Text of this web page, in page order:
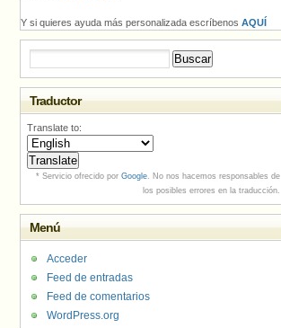
Y si quieres ayuda más personalizada escríbenos AQUÍ
Traductor
Translate to:
* Servicio ofrecido por Google. No nos hacemos responsables de
los posibles errores en la traducción.
Menú
Acceder
Feed de entradas
Feed de comentarios
WordPress.org